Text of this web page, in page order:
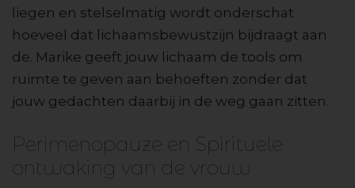
liegen en stelselmatig wordt onderschat
hoeveel dat lichaamsbewustzijn bijdraagt aan
de. Marike geeft jouw lichaam de tools om
ruimte te geven aan behoeften zonder dat
jouw gedachten daarbij in de weg gaan zitten.
Perimenopauze en Spirituele
ontwaking van de vrouw